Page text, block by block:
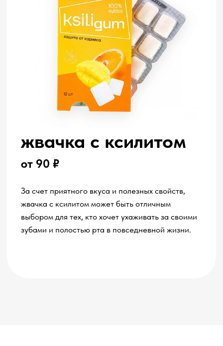
Привезем врача-стоматолога и
устроим мастер класс по чистке
зубов, в формате праздника
Счастливая улыбка ваших сотрудников
будет под нашим контролем! После
навыки, поучаствовать в конкурсах и
оставьте заявку
и мы сформируем для Вас